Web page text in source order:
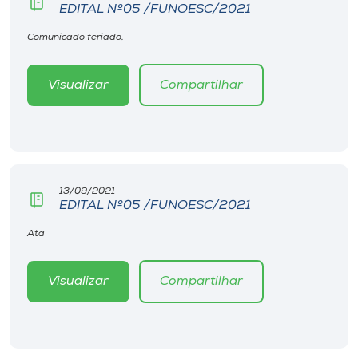
EDITAL Nº05 /FUNOESC/2021
Comunicado feriado.
Visualizar Compartilhar
13/09/2021
EDITAL Nº05 /FUNOESC/2021
Ata
Visualizar Compartilhar